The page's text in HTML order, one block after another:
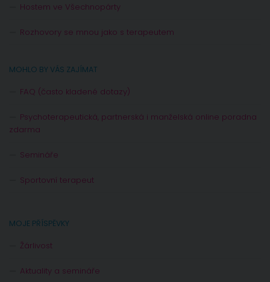
Hostem ve Všechnopárty
Rozhovory se mnou jako s terapeutem
MOHLO BY VÁS ZAJÍMAT
FAQ (často kladené dotazy)
Psychoterapeutická, partnerská i manželská online poradna
zdarma
Semináře
Sportovní terapeut
MOJE PŘÍSPĚVKY
Žárlivost
Aktuality a semináře